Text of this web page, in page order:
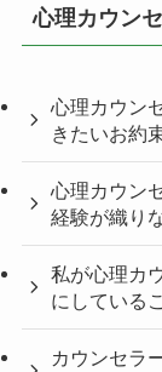
心理カウン
心理カウン
きたいお約
心理カウン
経験が織り
私が心理カ
にしている
カウンセラ